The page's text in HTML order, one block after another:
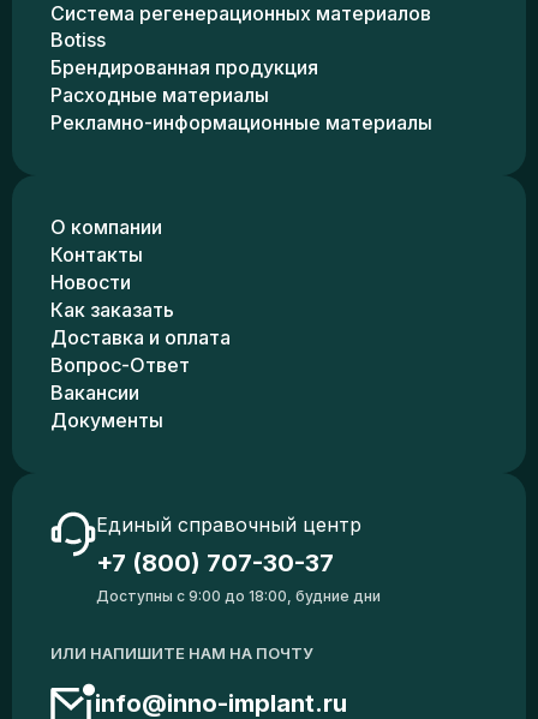
Система регенерационных материалов
Botiss
Брендированная продукция
Расходные материалы
Рекламно-информационные материалы
О компании
Контакты
Новости
Как заказать
Доставка и оплата
Вопрос-Ответ
Вакансии
Документы
Единый справочный центр
+7 (800) 707-30-37
Доступны с 9:00 до 18:00, будние дни
ИЛИ НАПИШИТЕ НАМ НА ПОЧТУ
info@inno-implant.ru